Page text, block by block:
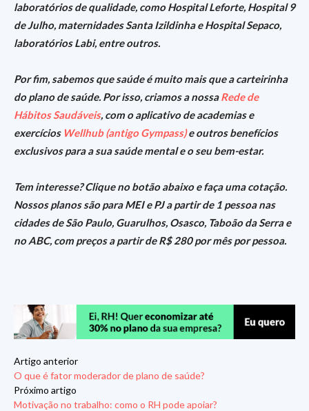
laboratórios de qualidade, como Hospital Leforte, Hospital 9
de Julho, maternidades Santa Izildinha e Hospital Sepaco,
laboratórios Labi, entre outros.
Por fim, sabemos que saúde é muito mais que a carteirinha
do plano de saúde. Por isso, criamos a nossaRede de
Hábitos Saudáveis, com o aplicativo de academias e
exercícios Wellhub (antigo Gympass)e outros benefícios
exclusivos para a sua saúde mental e o seu bem-estar.
Tem interesse? Clique no botão abaixo e faça uma cotação.
Nossos planos são para MEI e PJ a partir de 1 pessoa nas
cidades de São Paulo, Guarulhos, Osasco, Taboão da Serra e
no ABC, com preços a partir de R$ 280 por mês por pessoa.
Artigo anterior
O que é fator moderador de plano de saúde?
Próximo artigo
Motivação no trabalho: como o RH pode apoiar?